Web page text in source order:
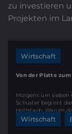
zu investieren
Projekten im
Wirtschaft
Von der Platte zum
Morgens um sieben
Schuster beginnt
Holzstaub. Warum
die perfekte
voll auf den
Wirtschaft